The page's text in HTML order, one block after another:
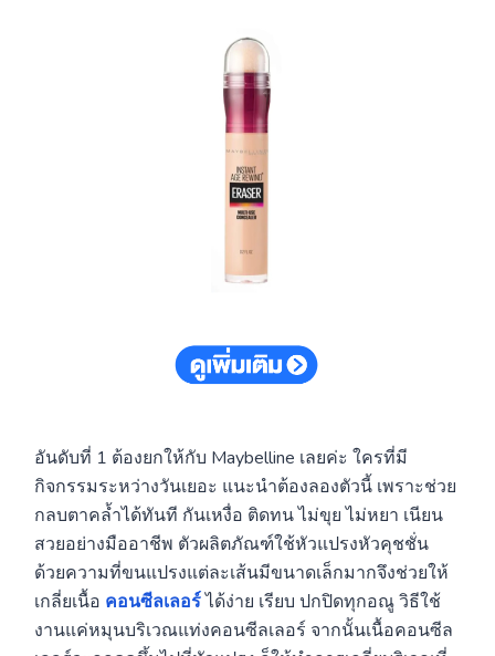
อันดับที่ 1 ต้องยกให้กับ Maybelline เลยค่ะ ใครที่มี
กิจกรรมระหว่างวันเยอะ แนะนำต้องลองตัวนี้ เพราะช่วย
กลบตาคล้ำได้ทันที กันเหงื่อ ติดทน ไม่ขุย ไม่หยา เนียน
สวยอย่างมืออาชีพ ตัวผลิตภัณฑ์ใช้หัวแปรงหัวคุชชั่น
ด้วยความที่ขนแปรงแต่ละเส้นมีขนาดเล็กมากจึงช่วยให้
เกลี่ยเนื้อ คอนซีลเลอร์ได้ง่าย เรียบ ปกปิดทุกอณู วิธีใช้
งานแค่หมุนบริเวณแท่งคอนซีลเลอร์ จากนั้นเนื้อคอนซีล